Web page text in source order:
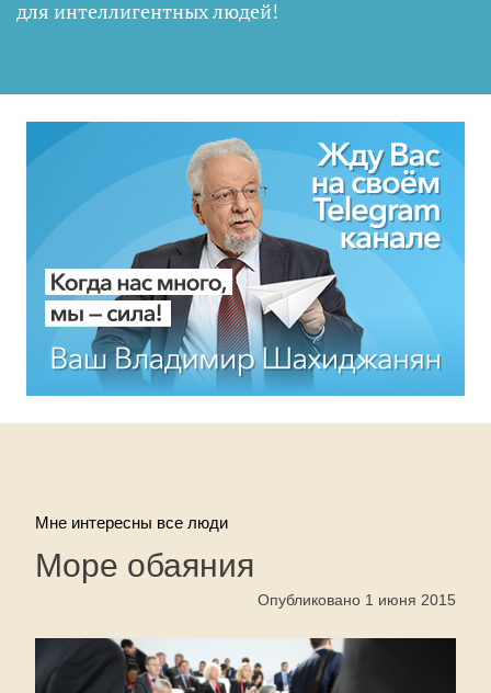
для интеллигентных людей!
Мне интересны все люди
Море обаяния
Опубликовано 1 июня 2015